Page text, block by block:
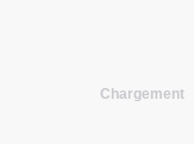
Chargement